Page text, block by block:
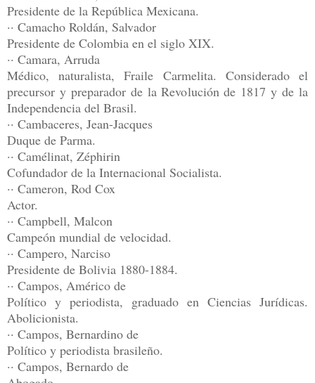
Presidente de la República Mexicana.
·· Camacho Roldán, Salvador
Presidente de Colombia en el siglo XIX.
·· Camara, Arruda
Médico, naturalista, Fraile Carmelita. Considerado el
precursor y preparador de la Revolución de 1817 y de la
Independencia del Brasil.
·· Cambaceres, Jean-Jacques
Duque de Parma.
·· Camélinat, Zéphirin
Cofundador de la Internacional Socialista.
·· Cameron, Rod Cox
Actor.
·· Campbell, Malcon
Campeón mundial de velocidad.
·· Campero, Narciso
Presidente de Bolivia 1880-1884.
·· Campos, Américo de
Político y periodista, graduado en Ciencias Jurídicas.
Abolicionista.
·· Campos, Bernardino de
Político y periodista brasileño.
·· Campos, Bernardo de